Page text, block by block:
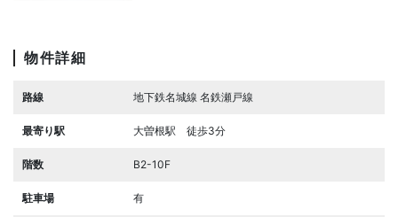
物件詳細
路線 地下鉄名城線 名鉄瀬戸線
最寄り駅 大曽根駅 徒歩3分
階数 B2-10F
駐車場 有